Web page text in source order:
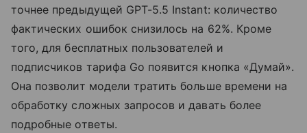
точнее предыдущей GPT-5.5 Instant: количество
фактических ошибок снизилось на 62%. Кроме
того, для бесплатных пользователей и
подписчиков тарифа Go появится кнопка «Думай».
Она позволит модели тратить больше времени на
обработку сложных запросов и давать более
подробные ответы.